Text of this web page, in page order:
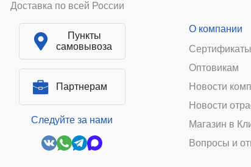
Доставка по всей России
Пункты
самовывоза
Партнерам
Следуйте за нами
О компании
Сертификаты
Оптовикам
Новости
Новости
Магазин в
Вопросы и